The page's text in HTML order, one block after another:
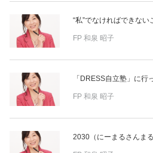
“私”でなければできない
FP 和泉 昭子
「DRESS自立塾」に行
FP 和泉 昭子
2030（にーまるさんま